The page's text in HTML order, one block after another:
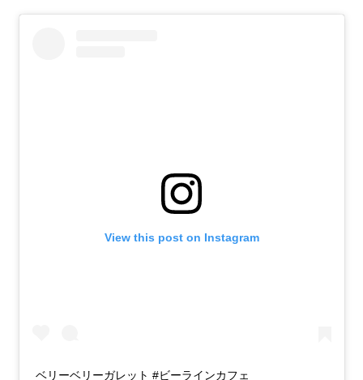
View this post on Instagram
ベリーベリーガレット #ビーラインカフェ